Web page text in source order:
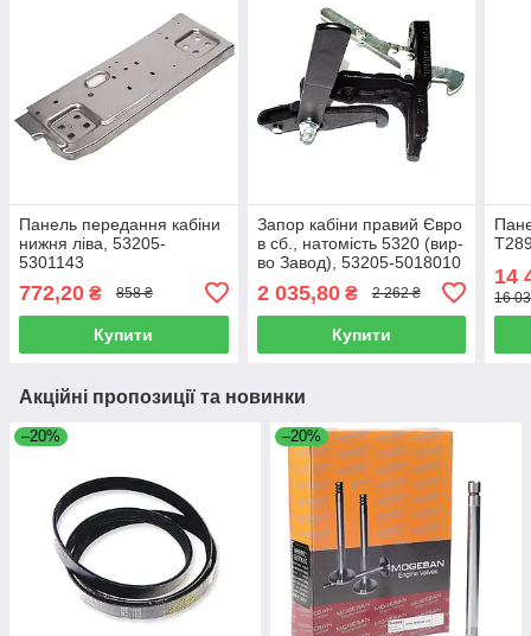
Панель передання кабіни
нижня ліва, 53205-
5301143
772,20 ₴ 858 ₴
Купити
Запор кабіни правий Євро
в сб., натомість 5320 (вир-
во Завод), 53205-5018010
2 035,80₴ 2 262 ₴
Купити
14
16
Акційні пропозиції та новинки
–20% –20%